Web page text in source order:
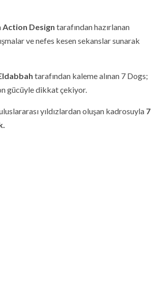
Action Design tarafından hazırlanan
ve nefes kesen sekanslar sunarak
tarafından kaleme alınan 7 Dogs;
gücüyle dikkat çekiyor.
yıldızlardan oluşan kadrosuyla 7